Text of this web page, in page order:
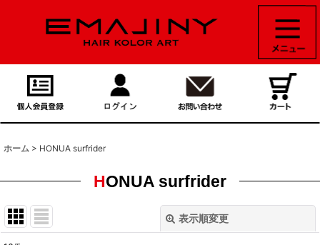
ホーム > HONUA surfrider
HONUA surfrider
表示順変更